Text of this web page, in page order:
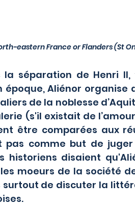
eastern France or Flanders (St
Aliénor organise
de la noblesse
(s'il existait de
être comparées aux
pas comme but de
historiens disaient
moeurs de la société
surtout de discuter la